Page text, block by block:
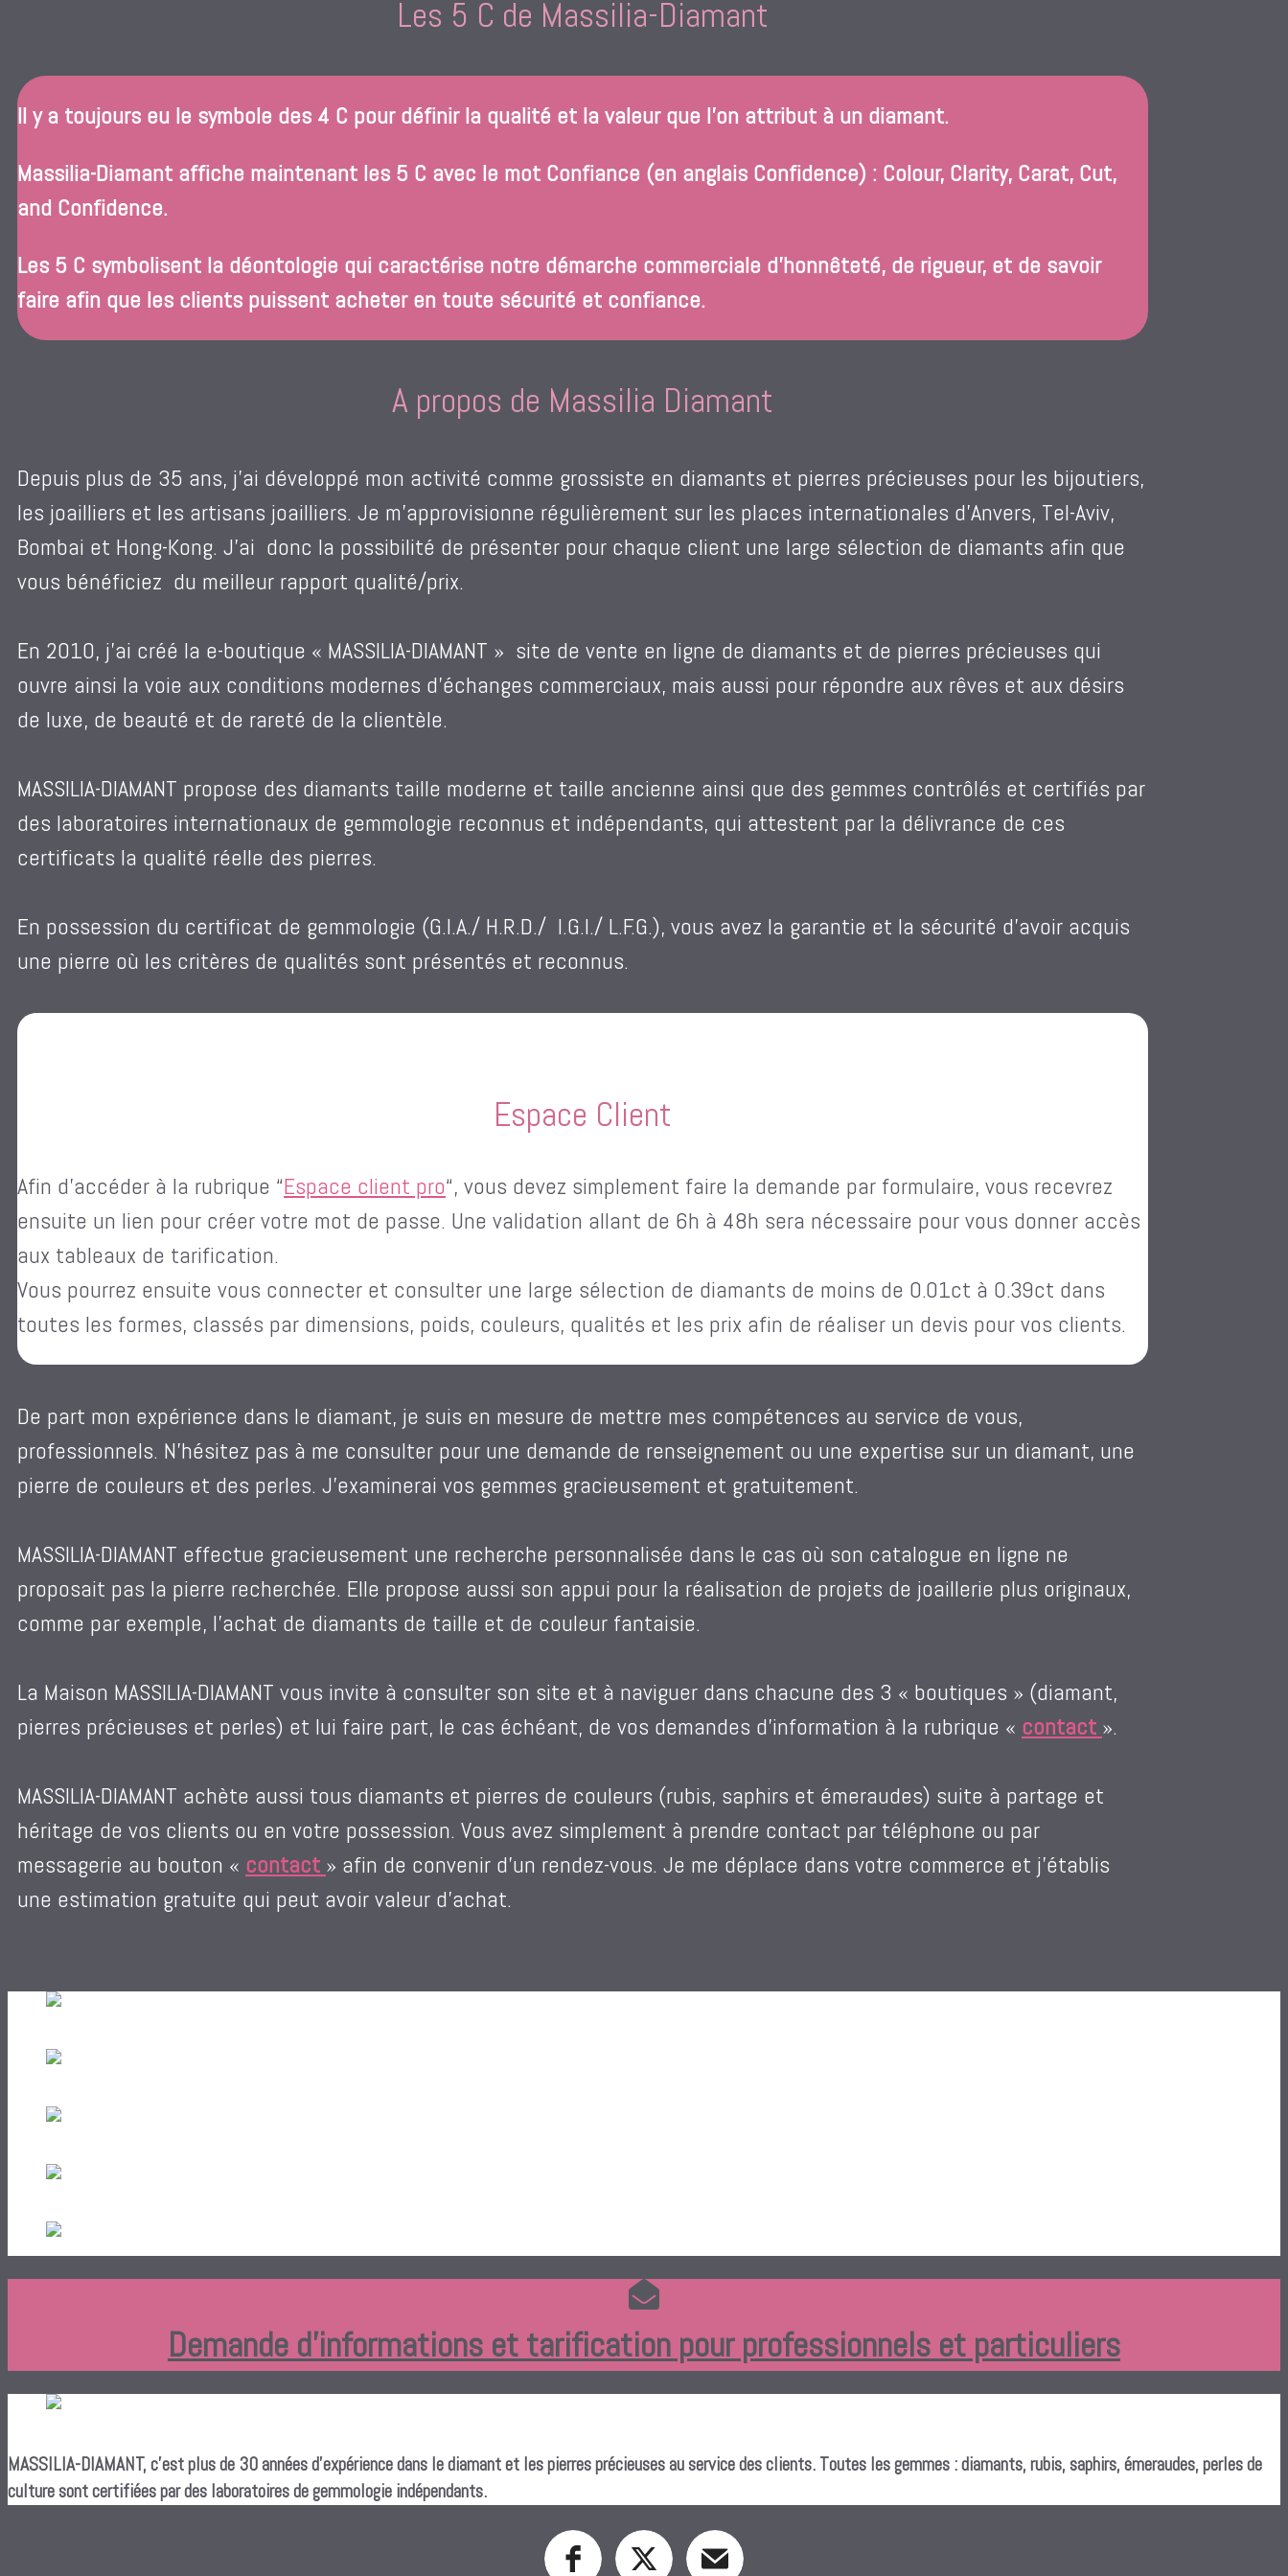
Les 5 C de Massilia-Diamant
Il y a toujours eu le symbole des 4 C pour définir la qualité et la valeur que l’on attribut à un diamant.
Massilia-Diamant affiche maintenant les 5 C avec le mot Confiance (en anglais Confidence) : Colour, Clarity, Carat, Cut,
and Confidence.
Les 5 C symbolisent la déontologie qui caractérise notre démarche commerciale d’honnêteté, de rigueur, et de savoir
faire afin que les clients puissent acheter en toute sécurité et confiance.
A propos de Massilia Diamant
Depuis plus de 35 ans, j’ai développé mon activité comme grossiste en diamants et pierres précieuses pour les bijoutiers,
les joailliers et les artisans joailliers. Je m’approvisionne régulièrement sur les places internationales d’Anvers, Tel-Aviv,
Bombai et Hong-Kong. J’ai donc la possibilité de présenter pour chaque client une large sélection de diamants afin que
vous bénéficiez du meilleur rapport qualité/prix.
En 2010, j’ai créé la e-boutique « MASSILIA-DIAMANT » site de vente en ligne de diamants et de pierres précieuses qui
ouvre ainsi la voie aux conditions modernes d’échanges commerciaux, mais aussi pour répondre aux rêves et aux désirs
de luxe, de beauté et de rareté de la clientèle.
MASSILIA-DIAMANT propose des diamants taille moderne et taille ancienne ainsi que des gemmes contrôlés et certifiés par
des laboratoires internationaux de gemmologie reconnus et indépendants, qui attestent par la délivrance de ces
certificats la qualité réelle des pierres.
En possession du certificat de gemmologie (G.I.A./ H.R.D./ I.G.I./ L.F.G.), vous avez la garantie et la sécurité d’avoir acquis
une pierre où les critères de qualités sont présentés et reconnus.
Espace Client
Afin d’accéder à la rubrique “Espace client pro“, vous devez simplement faire la demande par formulaire, vous recevrez
ensuite un lien pour créer votre mot de passe. Une validation allant de 6h à 48h sera nécessaire pour vous donner accès
aux tableaux de tarification.
Vous pourrez ensuite vous connecter et consulter une large sélection de diamants de moins de 0.01ct à 0.39ct dans
toutes les formes, classés par dimensions, poids, couleurs, qualités et les prix afin de réaliser un devis pour vos clients.
De part mon expérience dans le diamant, je suis en mesure de mettre mes compétences au service de vous,
professionnels. N’hésitez pas à me consulter pour une demande de renseignement ou une expertise sur un diamant, une
pierre de couleurs et des perles. J’examinerai vos gemmes gracieusement et gratuitement.
MASSILIA-DIAMANT effectue gracieusement une recherche personnalisée dans le cas où son catalogue en ligne ne
proposait pas la pierre recherchée. Elle propose aussi son appui pour la réalisation de projets de joaillerie plus originaux,
comme par exemple, l’achat de diamants de taille et de couleur fantaisie.
La Maison MASSILIA-DIAMANT vous invite à consulter son site et à naviguer dans chacune des 3 « boutiques » (diamant,
pierres précieuses et perles) et lui faire part, le cas échéant, de vos demandes d’information à la rubrique « contact ».
MASSILIA-DIAMANT achète aussi tous diamants et pierres de couleurs (rubis, saphirs et émeraudes) suite à partage et
héritage de vos clients ou en votre possession. Vous avez simplement à prendre contact par téléphone ou par
messagerie au bouton « contact » afin de convenir d’un rendez-vous. Je me déplace dans votre commerce et j’établis
une estimation gratuite qui peut avoir valeur d’achat.
Demande d'informations et tarification pour professionnels et particuliers
MASSILIA-DIAMANT, c’est plus de 30 années d’expérience dans le diamant et les pierres précieuses au service des clients. Toutes les gemmes : diamants, rubis, saphirs, émeraudes, perles de
culture sont certifiées par des laboratoires de gemmologie indépendants.